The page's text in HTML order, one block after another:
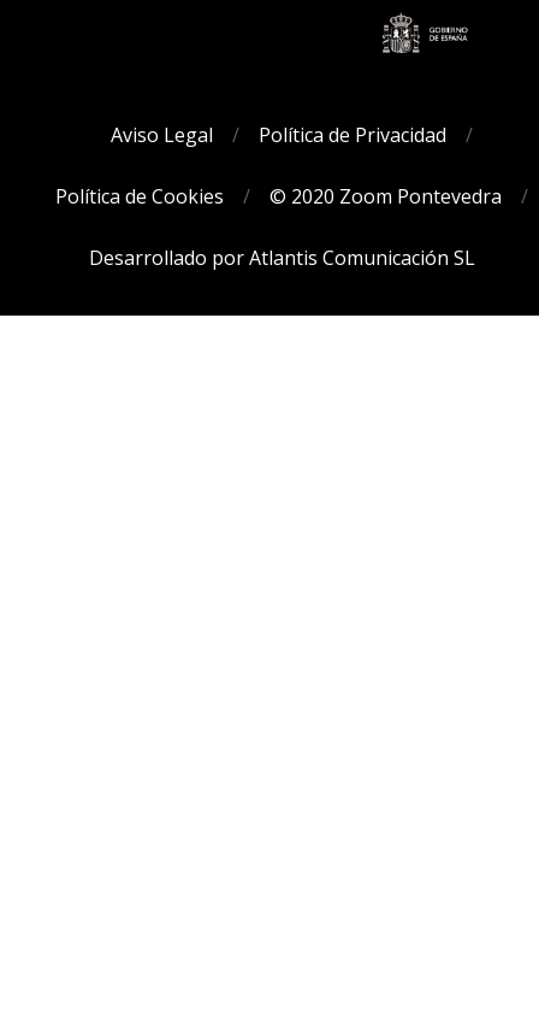
Aviso Legal Política de Privacidad
Política de Cookies © 2020 Zoom Pontevedra
Desarrollado por Atlantis Comunicación SL